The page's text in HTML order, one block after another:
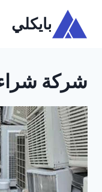
المحتوى
بايكلي
شركة